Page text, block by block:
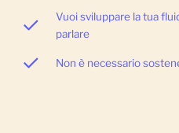
Vuoi sviluppare la tua
parlare
Non è necessario